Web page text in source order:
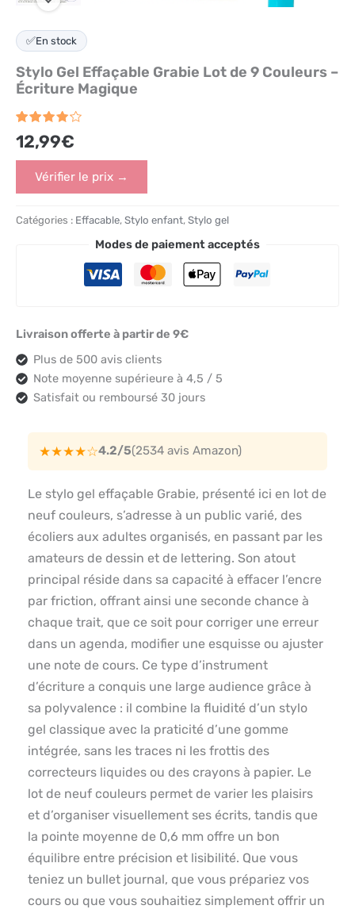
✅En stock
Stylo Gel Effaçable Grabie Lot de 9 Couleurs –
Écriture Magique
Noté
4.2sur
2534
notations
12,99€
Vérifier le prix →
Catégories : Effacable, Stylo enfant, Stylo gel
Modes de paiement acceptés
Livraison offerte à partir de 9€
Plus de 500 avis clients
Note moyenne supérieure à 4,5 / 5
Satisfait ou remboursé 30 jours
★★★★☆4.2/5(2534 avis Amazon)
Le stylo gel effaçable Grabie, présenté ici en lot de
neuf couleurs, s’adresse à un public varié, des
écoliers aux adultes organisés, en passant par les
amateurs de dessin et de lettering. Son atout
principal réside dans sa capacité à effacer l’encre
par friction, offrant ainsi une seconde chance à
chaque trait, que ce soit pour corriger une erreur
dans un agenda, modifier une esquisse ou ajuster
une note de cours. Ce type d’instrument
d’écriture a conquis une large audience grâce à
sa polyvalence : il combine la fluidité d’un stylo
gel classique avec la praticité d’une gomme
intégrée, sans les traces ni les frottis des
correcteurs liquides ou des crayons à papier. Le
lot de neuf couleurs permet de varier les plaisirs
et d’organiser visuellement ses écrits, tandis que
la pointe moyenne de 0,6 mm offre un bon
équilibre entre précision et lisibilité. Que vous
teniez un bullet journal, que vous prépariez vos
cours ou que vous souhaitiez simplement offrir un